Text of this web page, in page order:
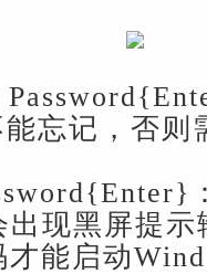
忘记，否则
出现黑屏提
才能启动